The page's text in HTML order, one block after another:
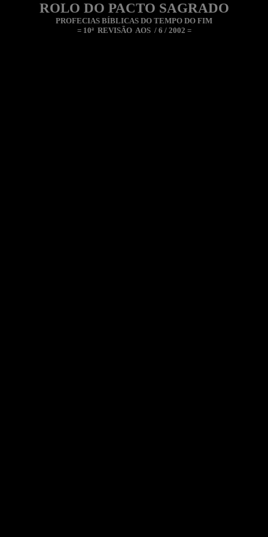
ROLO DO PACTO SAGRADO
PROFECIAS BÍBLICAS DO TEMPO DO FIM
= 10ª REVISÃO AOS / 6 / 2002 =